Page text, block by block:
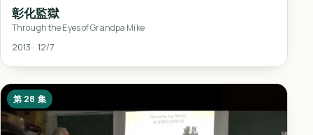
彰化監獄
Through the Eyes of Grandpa Mike
2013 · 12/7
第 28 集